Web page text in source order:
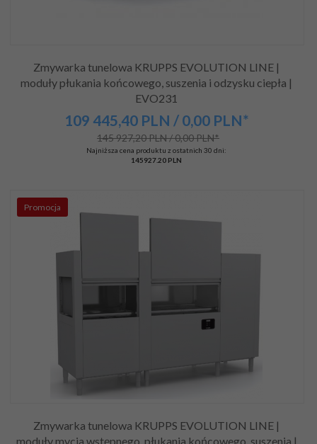
Zmywarka tunelowa KRUPPS EVOLUTION LINE |
moduły płukania końcowego, suszenia i odzysku ciepła |
EVO231
109 445,40PLN / 0,00 PLN*
145 927,20 PLN / 0,00 PLN*
Najniższa cena produktu z ostatnich 30 dni:
145927.20 PLN
Promocja
Zmywarka tunelowa KRUPPS EVOLUTION LINE |
moduły mycia wstępnego, płukania końcowego, suszenia |